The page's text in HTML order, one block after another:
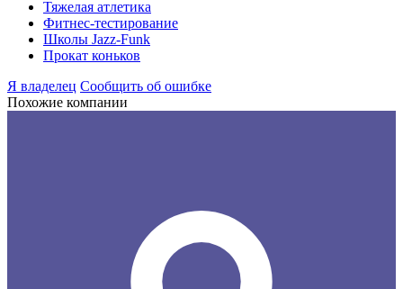
Тяжелая атлетика
Фитнес-тестирование
Школы Jazz-Funk
Прокат коньков
Я владелец Сообщить об ошибке
Похожие компании